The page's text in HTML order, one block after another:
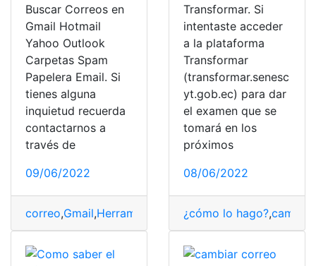
Buscar Correos en
Gmail Hotmail
Yahoo Outlook
Carpetas Spam
Papelera Email. Si
tienes alguna
inquietud recuerda
contactarnos a
través de
09/06/2022
correo,Gmail,Herramientas Ecuador, Hotmail,Yahoo!
Transformar. Si
intentaste acceder
a la plataforma
Transformar
(transformar.senesc
yt.gob.ec) para dar
el examen que se
tomará en los
próximos
08/06/2022
¿cómo lo hago?,cambiar